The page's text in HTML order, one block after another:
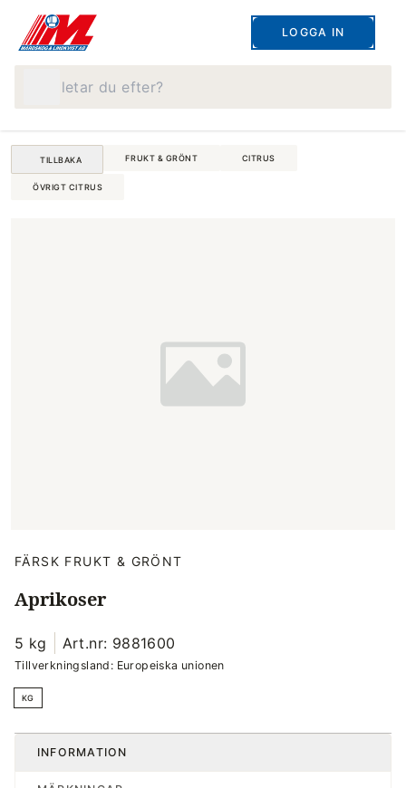
LOGGA IN
TILLBAKA FRUKT & GRÖNT CITRUS
ÖVRIGT CITRUS
FÄRSK FRUKT & GRÖNT
Aprikoser
5 kg Art.nr: 9881600
Tillverkningsland: Europeiska unionen
KG
INFORMATION